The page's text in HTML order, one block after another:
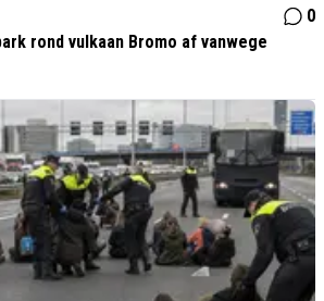
0
rond vulkaan Bromo af vanwege